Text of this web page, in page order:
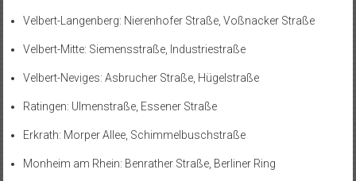
Velbert-Langenberg: Nierenhofer Straße, Voßnacker Straße
Velbert-Mitte: Siemensstraße, Industriestraße
Velbert-Neviges: Asbrucher Straße, Hügelstraße
Ratingen: Ulmenstraße, Essener Straße
Erkrath: Morper Allee, Schimmelbuschstraße
Monheim am Rhein: Benrather Straße, Berliner Ring